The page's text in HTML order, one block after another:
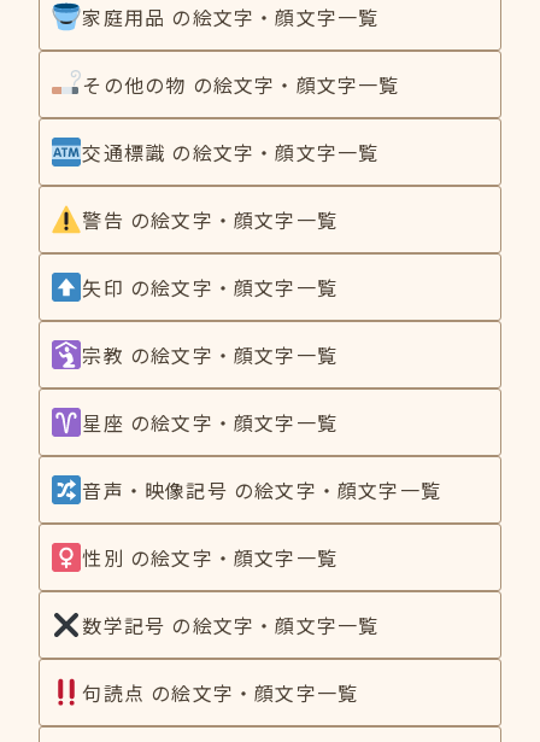
家庭用品 の絵文字・顔文字一覧
その他の物 の絵文字・顔文字一覧
交通標識 の絵文字・顔文字一覧
警告 の絵文字・顔文字一覧
矢印 の絵文字・顔文字一覧
宗教 の絵文字・顔文字一覧
星座 の絵文字・顔文字一覧
音声・映像記号 の絵文字・顔文字一覧
性別 の絵文字・顔文字一覧
数学記号 の絵文字・顔文字一覧
句読点 の絵文字・顔文字一覧